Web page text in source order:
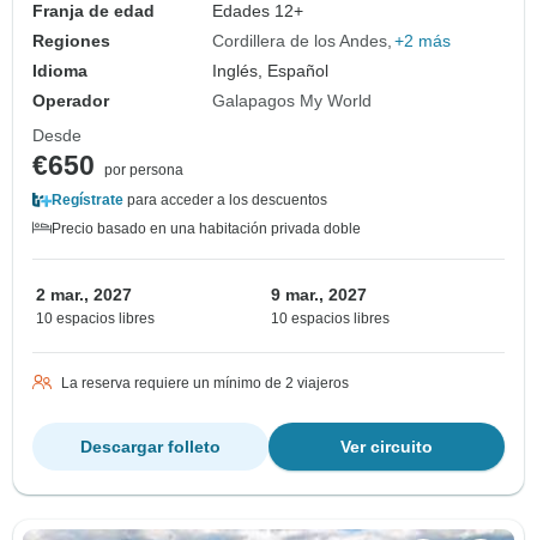
Franja de edad
Edades 12+
Regiones
Cordillera de los Andes +2 más
Idioma
Inglés, Español
Operador
Galapagos My World
Desde
€650
por persona
Regístrate para acceder a los descuentos
Precio basado en una habitación privada doble
2 mar., 2027
10 espacios libres
9 mar., 2027
10 espacios libres
La reserva requiere un mínimo de 2 viajeros
Ver circuito
Descargar folleto